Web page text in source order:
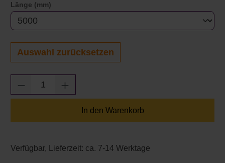
Länge (mm)
Auswahl zurücksetzen
Produkt Anzahl: Gib den gewünschten
In den Warenkorb
Verfügbar, Lieferzeit: ca. 7-14 Werktage